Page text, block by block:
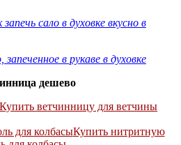
запечь сало в духовке вкусно в
запеченное в рукаве в духовке
дешево
Купить ветчинницу для ветчины
Купить нитритную